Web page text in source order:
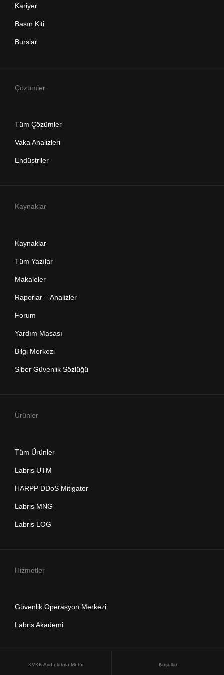
Kariyer
Basın Kiti
Burslar
Çözümler
Tüm Çözümler
Vaka Analizleri
Endüstriler
Kaynaklar
Kaynaklar
Tüm Yazılar
Makaleler
Raporlar – Analizler
Forum
Yardım Masası
Bilgi Merkezi
Siber Güvenlik Sözlüğü
Ürünler
Tüm Ürünler
Labris UTM
HARPP DDoS Mitigator
Labris MNG
Labris LOG
Hizmetler
Güvenlik Operasyon Merkezi
Labris Akademi
KVKK Aydınlatma Metni Koşullar